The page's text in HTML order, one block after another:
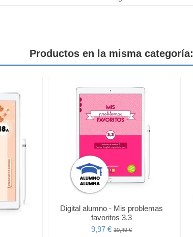
Productos en la misma categoría:
Digital alumno - Mis problemas
favoritos 3.3
9,97 €10,49 €